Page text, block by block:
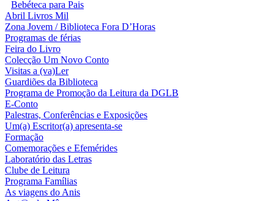
Bebéteca para Pais
Abril Livros Mil
Zona Jovem / Biblioteca Fora D’Horas
Programas de férias
Feira do Livro
Colecção Um Novo Conto
Visitas a (va)Ler
Guardiões da Biblioteca
Programa de Promoção da Leitura da DGLB
E-Conto
Palestras, Conferências e Exposições
Um(a) Escritor(a) apresenta-se
Formação
Comemorações e Efemérides
Laboratório das Letras
Clube de Leitura
Programa Famílias
As viagens do Anis